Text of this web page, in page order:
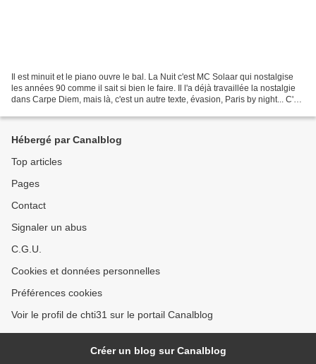
Il est minuit et le piano ouvre le bal. La Nuit c'est MC Solaar qui nostalgise
les années 90 comme il sait si bien le faire. Il l'a déjà travaillée la nostalgie
dans Carpe Diem, mais là, c'est un autre texte, évasion, Paris by night... C'est
Hébergé par Canalblog
Top articles
Pages
Contact
Signaler un abus
C.G.U.
Cookies et données personnelles
Préférences cookies
Voir le profil de chti31 sur le portail Canalblog
Créer un blog sur Canalblog